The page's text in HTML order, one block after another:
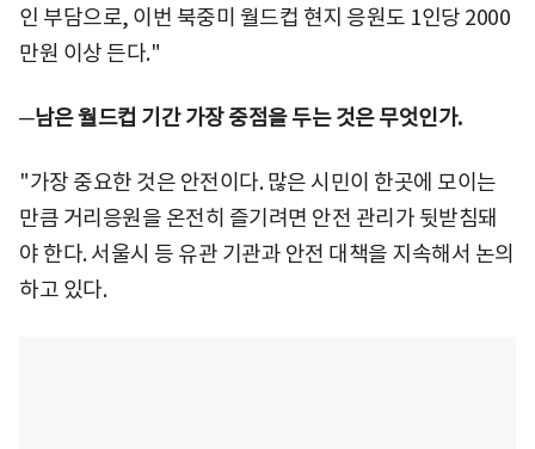
인 부담으로, 이번 북중미 월드컵 현지 응원도 1인당 2000
만원 이상 든다."
─남은 월드컵 기간 가장 중점을 두는 것은 무엇인가.
"가장 중요한 것은 안전이다. 많은 시민이 한곳에 모이는
만큼 거리응원을 온전히 즐기려면 안전 관리가 뒷받침돼
야 한다. 서울시 등 유관 기관과 안전 대책을 지속해서 논의
하고 있다.